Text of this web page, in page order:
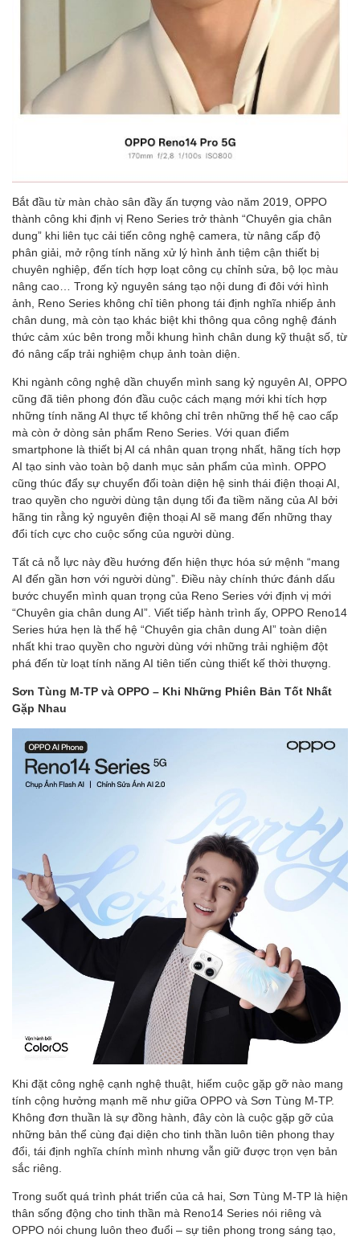
Bắt đầu từ màn chào sân đầy ấn tượng vào năm 2019, OPPO
thành công khi định vị Reno Series trở thành “Chuyên gia chân
dung” khi liên tục cải tiến công nghệ camera, từ nâng cấp độ
phân giải, mở rộng tính năng xử lý hình ảnh tiệm cận thiết bị
chuyên nghiệp, đến tích hợp loạt công cụ chỉnh sửa, bộ lọc màu
nâng cao… Trong kỷ nguyên sáng tạo nội dung đi đôi với hình
ảnh, Reno Series không chỉ tiên phong tái định nghĩa nhiếp ảnh
chân dung, mà còn tạo khác biệt khi thông qua công nghệ đánh
thức cảm xúc bên trong mỗi khung hình chân dung kỹ thuật số, từ
đó nâng cấp trải nghiệm chụp ảnh toàn diện.
Khi ngành công nghệ dần chuyển mình sang kỷ nguyên AI, OPPO
cũng đã tiên phong đón đầu cuộc cách mạng mới khi tích hợp
những tính năng AI thực tế không chỉ trên những thế hệ cao cấp
mà còn ở dòng sản phẩm Reno Series. Với quan điểm
smartphone là thiết bị AI cá nhân quan trọng nhất, hãng tích hợp
AI tạo sinh vào toàn bộ danh mục sản phẩm của mình. OPPO
cũng thúc đẩy sự chuyển đổi toàn diện hệ sinh thái điện thoại AI,
trao quyền cho người dùng tận dụng tối đa tiềm năng của AI bởi
hãng tin rằng kỷ nguyên điện thoại AI sẽ mang đến những thay
đổi tích cực cho cuộc sống của người dùng.
Tất cả nỗ lực này đều hướng đến hiện thực hóa sứ mệnh “mang
AI đến gần hơn với người dùng”. Điều này chính thức đánh dấu
bước chuyển mình quan trọng của Reno Series với định vị mới
“Chuyên gia chân dung AI”. Viết tiếp hành trình ấy, OPPO Reno14
Series hứa hẹn là thế hệ “Chuyên gia chân dung AI” toàn diện
nhất khi trao quyền cho người dùng với những trải nghiệm đột
phá đến từ loạt tính năng AI tiên tiến cùng thiết kế thời thượng.
Sơn Tùng M-TP và OPPO – Khi Những Phiên Bản Tốt Nhất
Gặp Nhau
Khi đặt công nghệ cạnh nghệ thuật, hiếm cuộc gặp gỡ nào mang
tính cộng hưởng mạnh mẽ như giữa OPPO và Sơn Tùng M-TP.
Không đơn thuần là sự đồng hành, đây còn là cuộc gặp gỡ của
những bản thể cùng đại diện cho tinh thần luôn tiên phong thay
đổi, tái định nghĩa chính mình nhưng vẫn giữ được trọn vẹn bản
sắc riêng.
Trong suốt quá trình phát triển của cả hai, Sơn Tùng M-TP là hiện
thân sống động cho tinh thần mà Reno14 Series nói riêng và
OPPO nói chung luôn theo đuổi – sự tiên phong trong sáng tạo,